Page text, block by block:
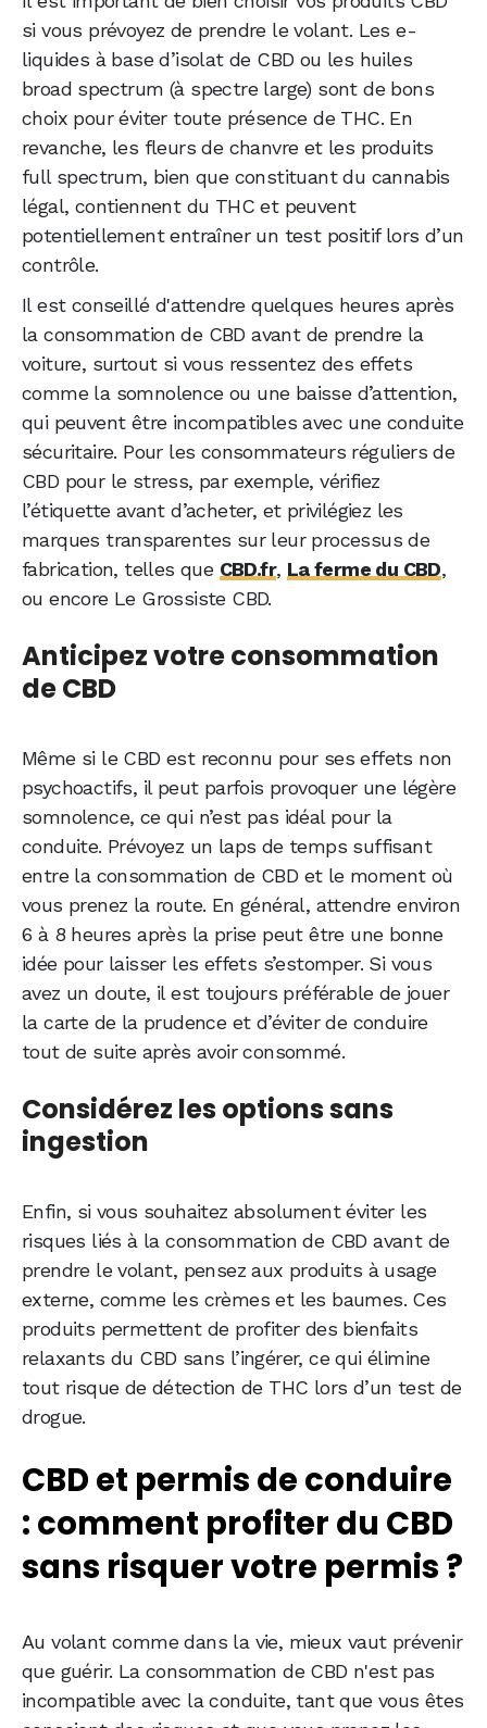
si vous prévoyez de prendre le volant. Les e-
liquides à base d’isolat de CBD ou les huiles
broad spectrum (à spectre large) sont de bons
choix pour éviter toute présence de THC. En
revanche, les fleurs de chanvre et les produits
full spectrum, bien que constituant du cannabis
légal, contiennent du THC et peuvent
potentiellement entraîner un test positif lors d’un
contrôle.
Il est conseillé d'attendre quelques heures après
la consommation de CBD avant de prendre la
voiture, surtout si vous ressentez des effets
comme la somnolence ou une baisse d’attention,
qui peuvent être incompatibles avec une conduite
sécuritaire. Pour les consommateurs réguliers de
CBD pour le stress, par exemple, vérifiez
l’étiquette avant d’acheter, et privilégiez les
marques transparentes sur leur processus de
fabrication, telles que CBD.fr, La ferme du CBD,
ou encore Le Grossiste CBD.
Anticipez votre consommation
de CBD
Même si le CBD est reconnu pour ses effets non
psychoactifs, il peut parfois provoquer une légère
somnolence, ce qui n’est pas idéal pour la
conduite. Prévoyez un laps de temps suffisant
entre la consommation de CBD et le moment où
vous prenez la route. En général, attendre environ
6 à 8 heures après la prise peut être une bonne
idée pour laisser les effets s’estomper. Si vous
avez un doute, il est toujours préférable de jouer
la carte de la prudence et d’éviter de conduire
tout de suite après avoir consommé.
Considérez les options sans
ingestion
Enfin, si vous souhaitez absolument éviter les
risques liés à la consommation de CBD avant de
prendre le volant, pensez aux produits à usage
externe, comme les crèmes et les baumes. Ces
produits permettent de profiter des bienfaits
relaxants du CBD sans l’ingérer, ce qui élimine
tout risque de détection de THC lors d’un test de
drogue.
CBD et permis de conduire
: comment profiter du CBD
sans risquer votre permis ?
Au volant comme dans la vie, mieux vaut prévenir
que guérir. La consommation de CBD n'est pas
incompatible avec la conduite, tant que vous êtes